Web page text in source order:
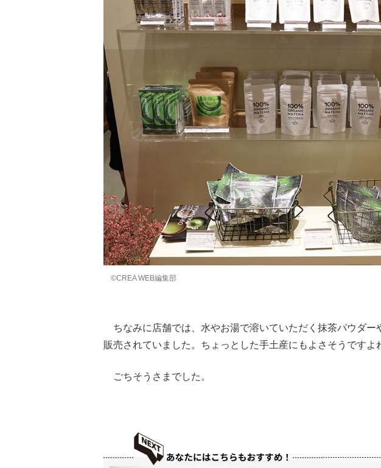
©CREA WEB編集部
ちなみに店舗では、水やお湯で溶いていただく抹茶パウダー
販売されていました。ちょっとした手土産にもよさそうですよ
ごちそうさまでした。